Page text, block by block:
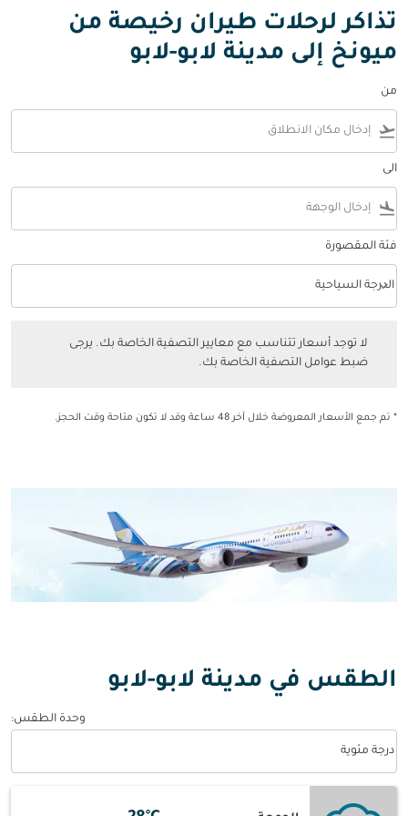
تذاكر لرحلات طيران رخيصة من
ميونخ إلى مدينة لابو-لابو
من
flight_takeoff
الى
flight_land
فئة المقصورة
فئة المقصورة option الدرجة السياحية Selected
الدرجة السياحية
keyboard_arrow_down
لا توجد أسعار تتناسب مع معايير التصفية الخاصة بك. يرجى
ضبط عوامل التصفية الخاصة بك.
* تم جمع الأسعار المعروضة خلال آخر 48 ساعة وقد لا تكون متاحة وقت الحجز.
الطقس في مدينة لابو-لابو
وحدة الطقس:
درجة مئوية